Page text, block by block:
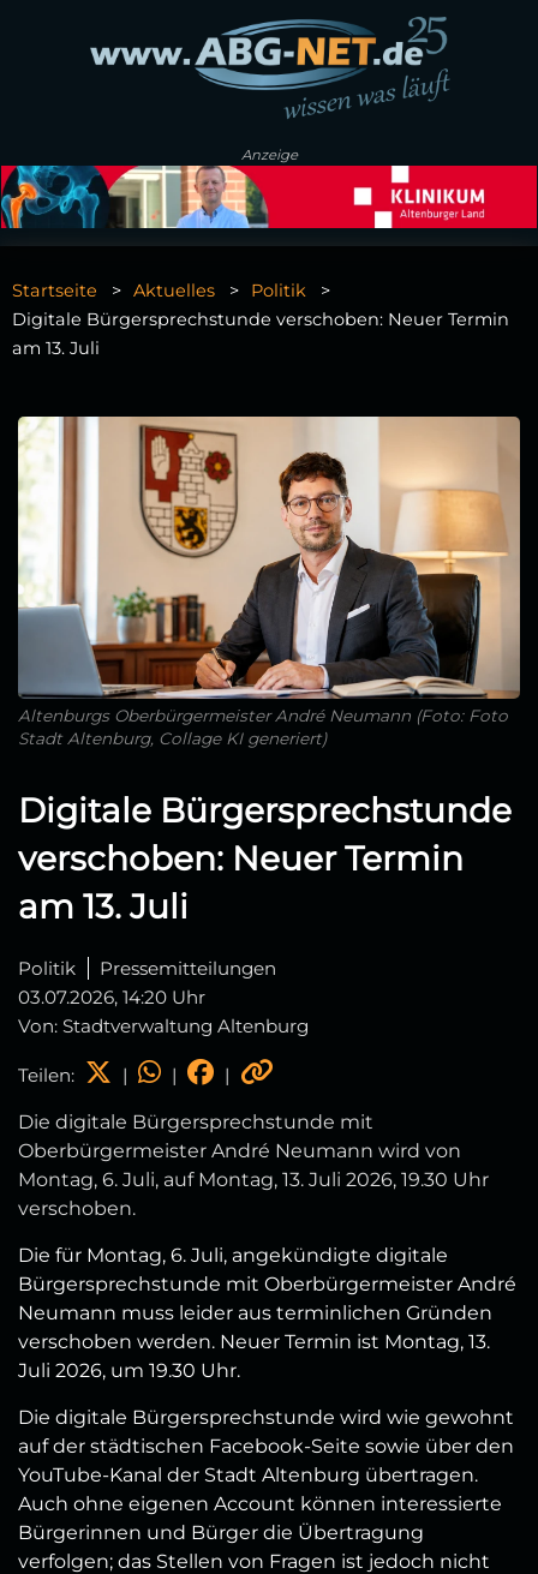
Anzeige
Startseite Aktuelles
Politik
Digitale Bürgersprechstunde verschoben: Neuer Termin
am 13. Juli
Altenburgs Oberbürgermeister André Neumann (Foto: Foto
Stadt Altenburg, Collage KI generiert)
Digitale Bürgersprechstunde
verschoben: Neuer Termin
am 13. Juli
Politik
Pressemitteilungen
03.07.2026, 14:20 Uhr
Von: Stadtverwaltung Altenburg
Teilen: | | |
Die digitale Bürgersprechstunde mit
Oberbürgermeister André Neumann wird von
Montag, 6. Juli, auf Montag, 13. Juli 2026, 19.30 Uhr
verschoben.
Die für Montag, 6. Juli, angekündigte digitale
Bürgersprechstunde mit Oberbürgermeister André
Neumann muss leider aus terminlichen Gründen
verschoben werden. Neuer Termin ist Montag, 13.
Juli 2026, um 19.30 Uhr.
Die digitale Bürgersprechstunde wird wie gewohnt
auf der städtischen Facebook-Seite sowie über den
YouTube-Kanal der Stadt Altenburg übertragen.
Auch ohne eigenen Account können interessierte
Bürgerinnen und Bürger die Übertragung
verfolgen; das Stellen von Fragen ist jedoch nicht